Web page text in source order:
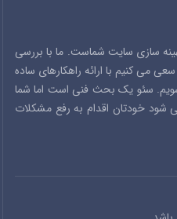
سازی سایت شماست. ما با بررسی
می کنیم با ارائه راهکارهای ساده
سئو یک بحث فنی است اما شما
شود خودتان اقدام به رفع مشکلات